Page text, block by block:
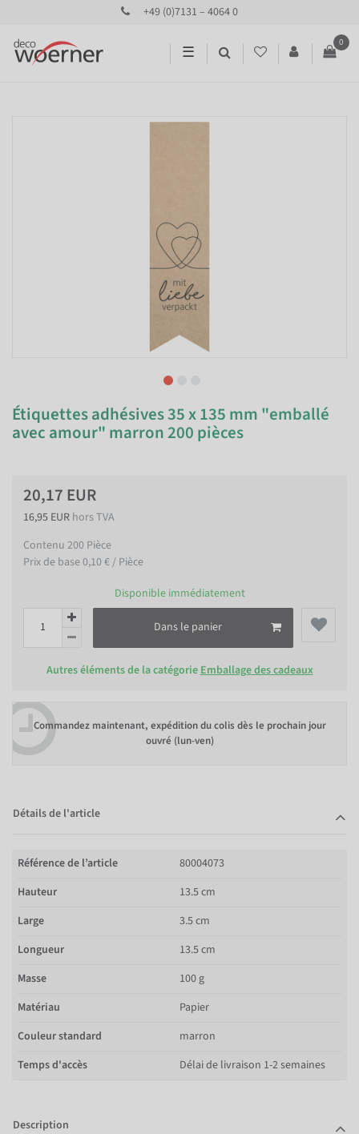
+49 (0)7131 – 4064 0
☰
0
Étiquettes adhésives 35 x 135 mm "emballé
avec amour" marron 200 pièces
20,17 EUR
16,95 EUR hors TVA
Contenu 200 Pièce
Prix de base0,10 € / Pièce
Disponible immédiatement
Dans le panier
Autres éléments de la catégorie Emballage des cadeaux
Commandez maintenant, expédition du colis dès le prochain jour
ouvré (lun-ven)
Détails de l'article
Référence de l’article
80004073
Hauteur
13.5 cm
Large
3.5 cm
Longueur
13.5 cm
Masse
100 g
Matériau
Papier
Couleur standard
marron
Temps d'accès
Délai de livraison 1-2 semaines
Description